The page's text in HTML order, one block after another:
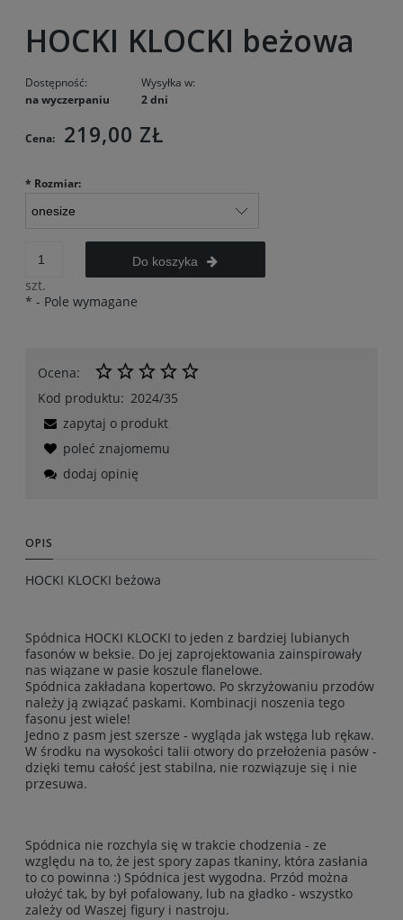
HOCKI KLOCKI beżowa
Dostępność:
na wyczerpaniu
Wysyłka w:
2 dni
Cena: 219,00 ZŁ
* Rozmiar:
szt.
Do koszyka
* - Pole wymagane
Ocena:
Kod produktu: 2024/35
zapytaj o produkt
poleć znajomemu
dodaj opinię
OPIS
HOCKI KLOCKI beżowa
Spódnica HOCKI KLOCKI to jeden z bardziej lubianych
fasonów w beksie. Do jej zaprojektowania zainspirowały
nas wiązane w pasie koszule flanelowe.
Spódnica zakładana kopertowo. Po skrzyżowaniu przodów
należy ją związać paskami. Kombinacji noszenia tego
fasonu jest wiele!
Jedno z pasm jest szersze - wygląda jak wstęga lub rękaw.
W środku na wysokości talii otwory do przełożenia pasów -
dzięki temu całość jest stabilna, nie rozwiązuje się i nie
przesuwa.
Spódnica nie rozchyla się w trakcie chodzenia - ze
względu na to, że jest spory zapas tkaniny, która zasłania
to co powinna :) Spódnica jest wygodna. Przód można
ułożyć tak, by był pofalowany, lub na gładko - wszystko
zależy od Waszej figury i nastroju.